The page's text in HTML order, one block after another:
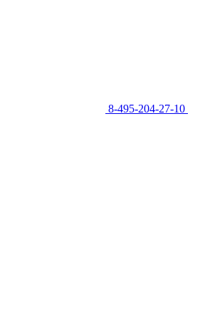
8-495-204-27-10